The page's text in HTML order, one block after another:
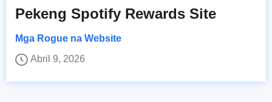
Pekeng Spotify Rewards Site
Mga Rogue na Website
Abril 9, 2026